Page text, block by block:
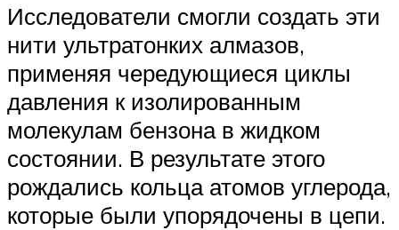
Исследователи смогли создать эти
нити ультратонких алмазов,
применяя чередующиеся циклы
давления к изолированным
молекулам бензона в жидком
состоянии. В результате этого
рождались кольца атомов углерода,
которые были упорядочены в цепи.